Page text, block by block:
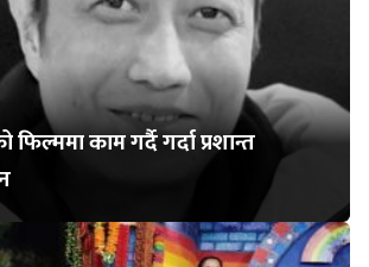
काम गर्दै गर्दा प्रशान्त